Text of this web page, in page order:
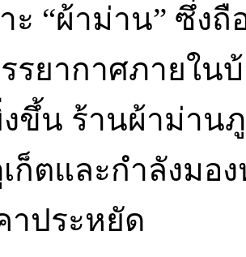
ะ “ผ้าม่าน” ซึ่ง
รยากาศภายใ
ขึ้น ร้านผ้าม่าน
ก็ตและกำลังมอ
าประหยัด